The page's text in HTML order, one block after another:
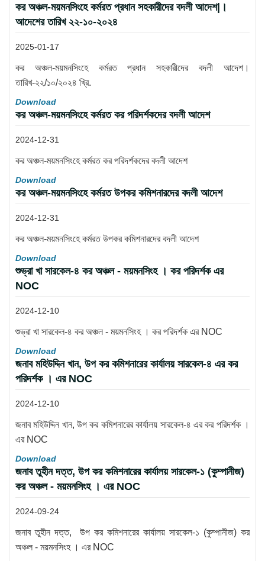
কর অঞ্চল-ময়মনসিংহে কর্মরত প্রধান সহকারীদের বদলী আদেশ|।
আদেশের তারিখ ২২-১০-২০২৪
2025-01-17
কর অঞ্চল-ময়মনসিংহে কর্মরত প্রধান সহকারীদের বদলী আদেশ।
তারিখ-২২/১০/২০২৪ খ্রি.
Download
কর অঞ্চল-ময়মনসিংহে কর্মরত কর পরিদর্শকদের বদলী আদেশ
2024-12-31
কর অঞ্চল-ময়মনসিংহে কর্মরত কর পরিদর্শকদের বদলী আদেশ
Download
কর অঞ্চল-ময়মনসিংহে কর্মরত উপকর কমিশনারদের বদলী আদেশ
2024-12-31
কর অঞ্চল-ময়মনসিংহে কর্মরত উপকর কমিশনারদের বদলী আদেশ
Download
শুভ্রা খা সারকেল-৪ কর অঞ্চল - ময়মনসিংহ । কর পরিদর্শক এর
NOC
2024-12-10
শুভ্রা খা সারকেল-৪ কর অঞ্চল - ময়মনসিংহ । কর পরিদর্শক এর NOC
Download
জনাব মহিউদ্দিন খান, উপ কর কমিশনারের কার্যালয় সারকেল-৪ এর কর
পরিদর্শক । এর NOC
2024-12-10
জনাব মহিউদ্দিন খান, উপ কর কমিশনারের কার্যালয় সারকেল-৪ এর কর পরিদর্শক ।
এর NOC
Download
জনাব তুহীন দত্ত, উপ কর কমিশনারের কার্যালয় সারকেল-১ (কুম্পানীজ)
কর অঞ্চল - ময়মনসিংহ । এর NOC
2024-09-24
জনাব তুহীন দত্ত, উপ কর কমিশনারের কার্যালয় সারকেল-১ (কুম্পানীজ) কর
অঞ্চল - ময়মনসিংহ । এর NOC